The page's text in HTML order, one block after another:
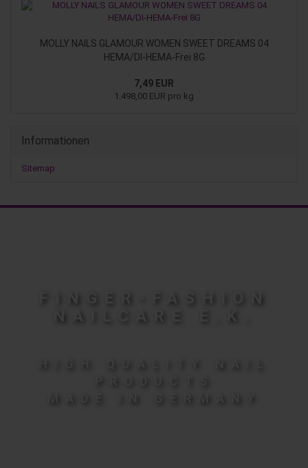
MOLLY NAILS GLAMOUR WOMEN SWEET DREAMS 04
HEMA/DI-HEMA-Frei 8G
7,49 EUR
1.498,00 EUR pro kg
Informationen
Sitemap
FINGER-FASHION
NAILCARE E.K.